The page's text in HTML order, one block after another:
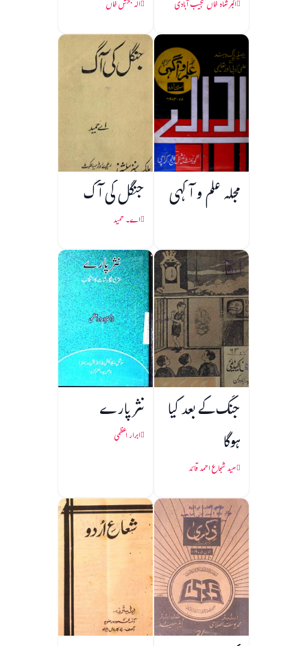
اکبر شاہ خاں نجیب آبادی الہ بخش خاں
مجلہ علم و آگہی جنگل کی آگ
اے۔ حمید
جنگ کے بعد کیا
ہوگا
سید شجاع احمد قائد
نثر پارے
ابرار اعظمی